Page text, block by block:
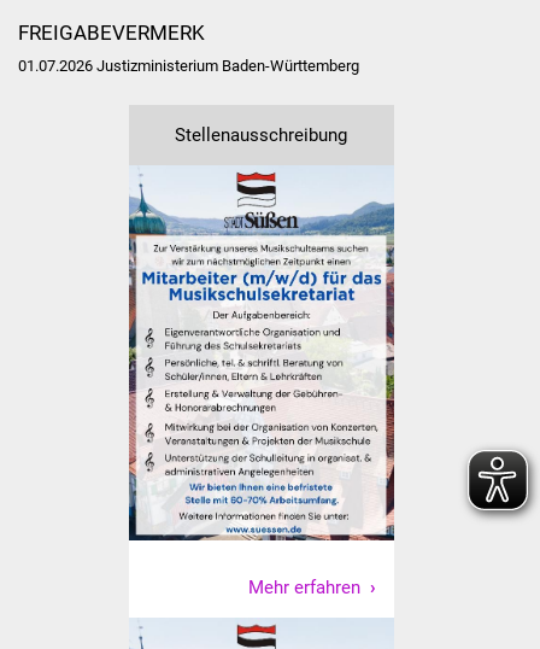
Ukraine-Hilfe
Wohnen
Bauen in Süßen
Wohnimmobilien +
Baugrundstücke
Wirtschaft
Haushalt & Infos
Wirtschaftsförderung
FREIGABEVERMERK
01.07.2026 Justizministerium Baden-Württemberg
Stellenausschreibung
Mehr erfahren